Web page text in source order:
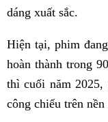
dáng xuất sắc.
Hiện tại, phim
hoàn thành trong
thì cuối năm 2025,
công chiếu trên